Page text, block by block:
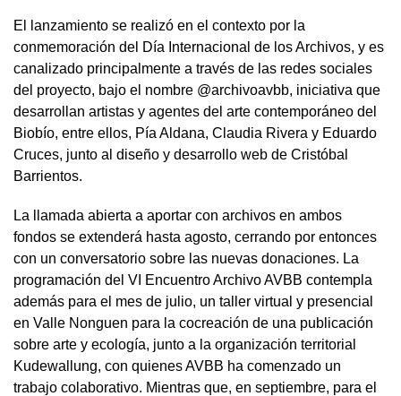
El lanzamiento se realizó en el contexto por la
conmemoración del Día Internacional de los Archivos, y es
canalizado principalmente a través de las redes sociales
del proyecto, bajo el nombre @archivoavbb, iniciativa que
desarrollan artistas y agentes del arte contemporáneo del
Biobío, entre ellos, Pía Aldana, Claudia Rivera y Eduardo
Cruces, junto al diseño y desarrollo web de Cristóbal
Barrientos.
La llamada abierta a aportar con archivos en ambos
fondos se extenderá hasta agosto, cerrando por entonces
con un conversatorio sobre las nuevas donaciones. La
programación del VI Encuentro Archivo AVBB contempla
además para el mes de julio, un taller virtual y presencial
en Valle Nonguen para la cocreación de una publicación
sobre arte y ecología, junto a la organización territorial
Kudewallung, con quienes AVBB ha comenzado un
trabajo colaborativo. Mientras que, en septiembre, para el